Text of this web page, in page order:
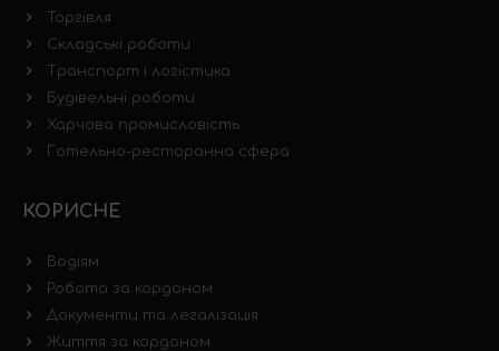
Торгівля
Складські роботи
Транспорт і логістика
Будівельні роботи
Харчова промисловість
Готельно-ресторанна сфера
КОРИСНЕ
Водіям
Робота за кордоном
Документи та легалізація
Життя за кордоном